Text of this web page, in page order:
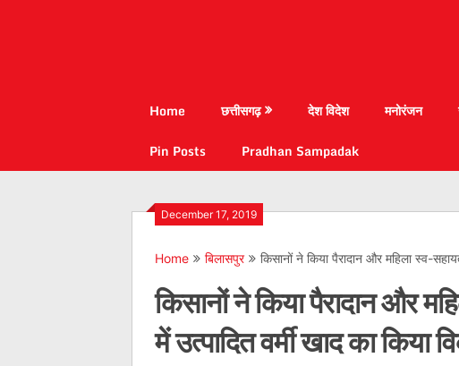
Home छत्तीसगढ़ देश विदेश मनोरंजन
Pin Posts
Pradhan Sampadak
December 17, 2019
Home बिलासपुर किसानों ने किया पैरादान और महिला स्व-
किसानों ने किया पैरादान और
में उत्पादित वर्मी खाद का किया